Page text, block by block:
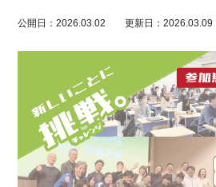
公開日：2026.03.02 更新日：2026.03.09